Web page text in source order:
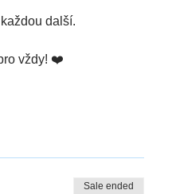
další.
vždy! ❤️
Sale ended